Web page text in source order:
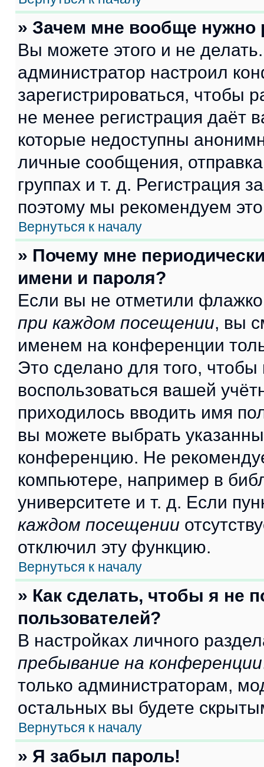
» Зачем мне вообще нужно
Вы можете этого и не
администратор настроил
зарегистрироваться, чтобы
не менее регистрация даёт
которые недоступны
личные сообщения,
группах и т. д. Регистрация
поэтому мы рекомендуем
Вернуться к началу
» Почему мне
имени и пароля?
Если вы не отметили
при каждом посещении, вы
именем на конференции
Это сделано для того, чтобы
воспользоваться вашей
приходилось вводить имя
вы можете выбрать
конференцию. Не
компьютере, например в
университете и т. д. Если
каждом посещении
отключил эту функцию.
Вернуться к началу
» Как сделать, чтобы я не
пользователей?
В настройках личного
пребывание на конференции
только администраторам,
остальных вы будете
Вернуться к началу
» Я забыл пароль!